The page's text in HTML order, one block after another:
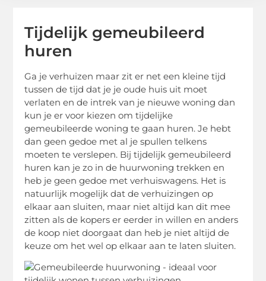
Tijdelijk gemeubileerd
huren
Ga je verhuizen maar zit er net een kleine tijd
tussen de tijd dat je je oude huis uit moet
verlaten en de intrek van je nieuwe woning dan
kun je er voor kiezen om tijdelijke
gemeubileerde woning te gaan huren. Je hebt
dan geen gedoe met al je spullen telkens
moeten te verslepen. Bij tijdelijk gemeubileerd
huren kan je zo in de huurwoning trekken en
heb je geen gedoe met verhuiswagens. Het is
natuurlijk mogelijk dat de verhuizingen op
elkaar aan sluiten, maar niet altijd kan dit mee
zitten als de kopers er eerder in willen en anders
de koop niet doorgaat dan heb je niet altijd de
keuze om het wel op elkaar aan te laten sluiten.